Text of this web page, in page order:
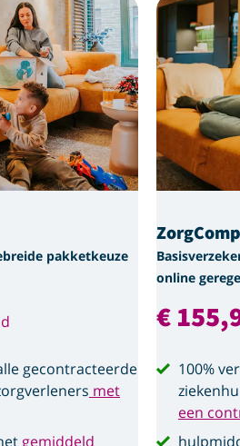
pakketkeuze
gecontracteerde
met
gemiddeld
online
€
100%
een